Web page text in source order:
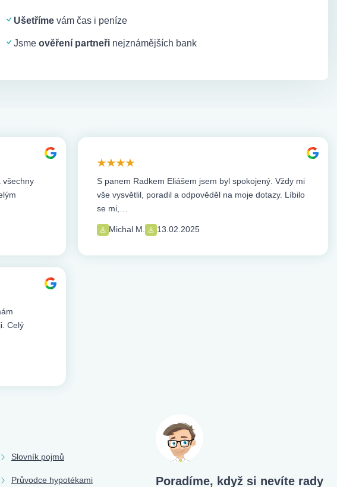
Ušetříme vám čas i peníze
Jsme ověření partneři nejznámějších bank
všechny
S panem Radkem Eliášem jsem byl spokojený. Vždy mi
vše vysvětlil, poradil a odpověděl na moje dotazy. Líbilo
se mi,…
Michal M. 13.02.2025
Celý
Slovník pojmů
Průvodce hypotékami Poradíme, když si nevíte rady